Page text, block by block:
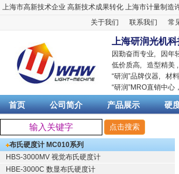
上海市高新技术企业 高新技术成果转化 上海市计量制造
关于我们
联系我们 常
上海研润光机
因勤奋而专业, 因年
低价质高, 造型精美
“研润”品牌仪器, 材
“研润”MRO直销中心
首页 公司简介 产品展示 硬
布氏硬度计 MC010系列
HBS-3000MV 视觉布氏硬度计
HBE-3000C 数显布氏硬度计